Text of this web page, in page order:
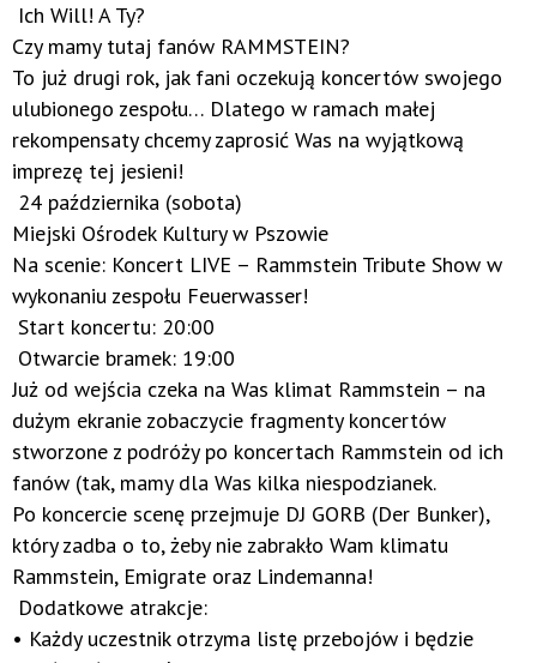
Ich Will! A Ty?
Czy mamy tutaj fanów RAMMSTEIN?
To już drugi rok, jak fani oczekują koncertów swojego
ulubionego zespołu… Dlatego w ramach małej
rekompensaty chcemy zaprosić Was na wyjątkową
imprezę tej jesieni!
24 października (sobota)
Miejski Ośrodek Kultury w Pszowie
Na scenie: Koncert LIVE – Rammstein Tribute Show w
wykonaniu zespołu Feuerwasser!
Start koncertu: 20:00
Otwarcie bramek: 19:00
Już od wejścia czeka na Was klimat Rammstein – na
dużym ekranie zobaczycie fragmenty koncertów
stworzone z podróży po koncertach Rammstein od ich
fanów (tak, mamy dla Was kilka niespodzianek.
Po koncercie scenę przejmuje DJ GORB (Der Bunker),
który zadba o to, żeby nie zabrakło Wam klimatu
Rammstein, Emigrate oraz Lindemanna!
Dodatkowe atrakcje:
• Każdy uczestnik otrzyma listę przebojów i będzie